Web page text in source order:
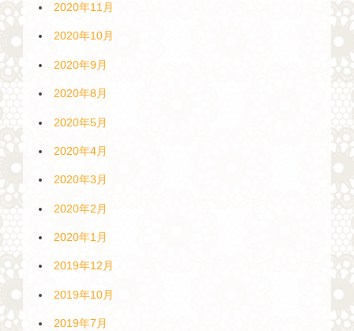
2020年11月
2020年10月
2020年9月
2020年8月
2020年5月
2020年4月
2020年3月
2020年2月
2020年1月
2019年12月
2019年10月
2019年7月